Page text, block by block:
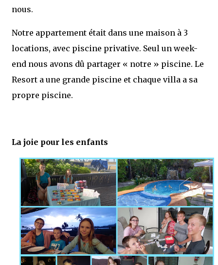
nous.
Notre appartement était dans une maison à 3
locations, avec piscine privative. Seul un week-
end nous avons dû partager « notre » piscine. Le
Resort a une grande piscine et chaque villa a sa
propre piscine.
La joie pour les enfants